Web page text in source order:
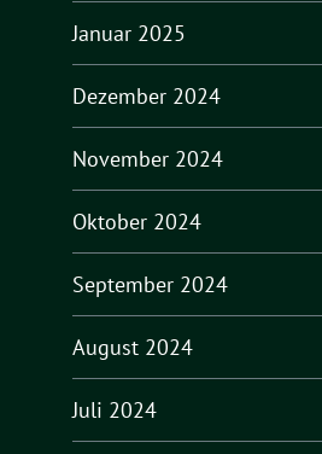
Januar 2025
Dezember 2024
November 2024
Oktober 2024
September 2024
August 2024
Juli 2024